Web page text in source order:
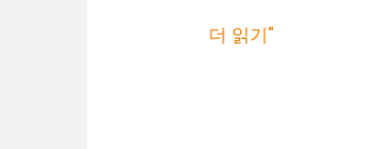
대
더 읽기"